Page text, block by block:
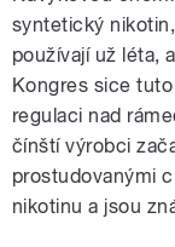
syntetický
používají už léta,
Kongres sice
regulaci nad
čínští výrobci
prostudovanými
nikotinu a jsou